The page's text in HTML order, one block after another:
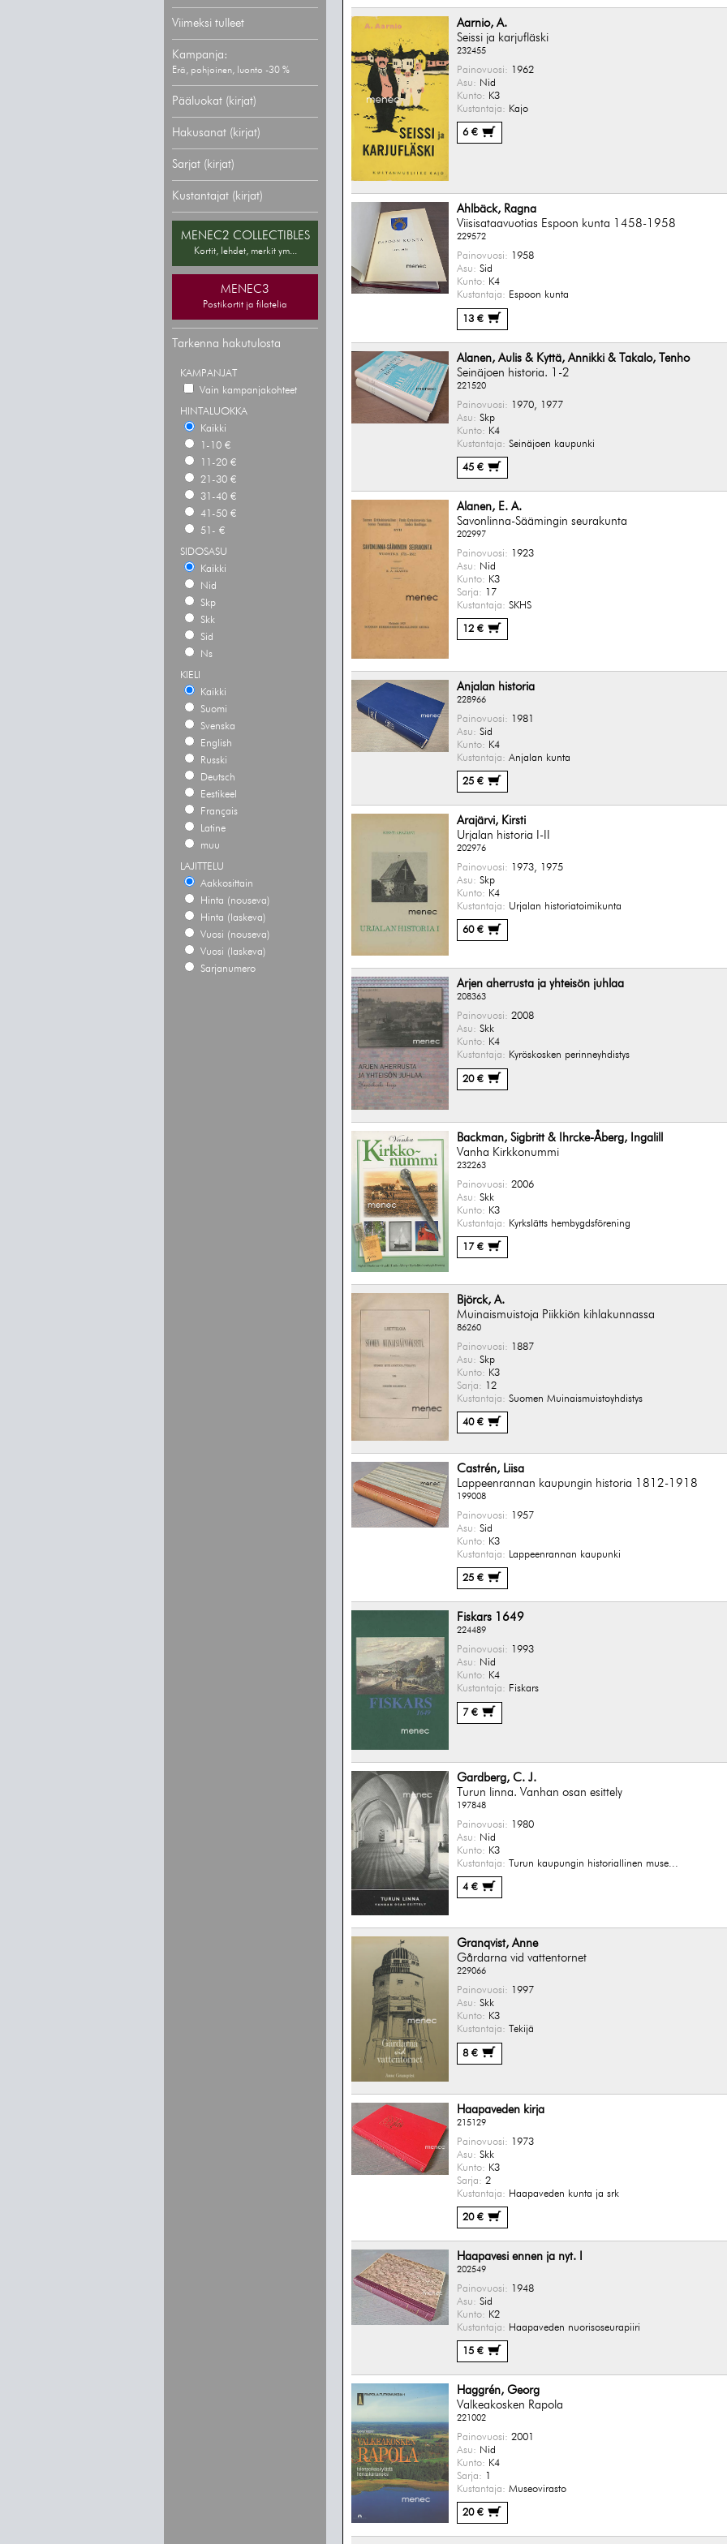
Viimeksi tulleet
Kampanja:
Erä, pohjoinen, luonto -30 %
Pääluokat (kirjat)
Hakusanat (kirjat)
Sarjat (kirjat)
Kustantajat (kirjat)
MENEC2 COLLECTIBLES
Kortit, lehdet, merkit ym...
MENEC3
Postikortit ja filatelia
Tarkenna hakutulosta
KAMPANJAT
Vain kampanjakohteet
HINTALUOKKA
Kaikki
1-10 €
11-20 €
21-30 €
31-40 €
41-50 €
51- €
SIDOSASU
Kaikki
Nid
Skp
Skk
Sid
Ns
KIELI
Kaikki
Suomi
Svenska
English
Russki
Deutsch
Eestikeel
Français
Latine
muu
LAJITTELU
Aakkosittain
Hinta (nouseva)
Hinta (laskeva)
Vuosi (nouseva)
Vuosi (laskeva)
Sarjanumero
Aarnio, A.
Seissi ja karjufläski
232455
Painovuosi: 1962
Asu: Nid
Kunto: K3
Kustantaja: Kajo
6 €
Ahlbäck, Ragna
Viisisataavuotias Espoon kunta 1458-1958
229572
Painovuosi: 1958
Asu: Sid
Kunto: K4
Kustantaja: Espoon kunta
13 €
Alanen, Aulis & Kyttä, Annikki & Takalo, Tenho
Seinäjoen historia. 1-2
221520
Painovuosi: 1970, 1977
Asu: Skp
Kunto: K4
Kustantaja: Seinäjoen kaupunki
45 €
Alanen, E. A.
Savonlinna-Säämingin seurakunta
202997
Painovuosi: 1923
Asu: Nid
Kunto: K3
Sarja: 17
Kustantaja: SKHS
12 €
Anjalan historia
228966
Painovuosi: 1981
Asu: Sid
Kunto: K4
Kustantaja: Anjalan kunta
25 €
Arajärvi, Kirsti
Urjalan historia I-II
202976
Painovuosi: 1973, 1975
Asu: Skp
Kunto: K4
Kustantaja: Urjalan historiatoimikunta
60 €
Arjen aherrusta ja yhteisön juhlaa
208363
Painovuosi: 2008
Asu: Skk
Kunto: K4
Kustantaja: Kyröskosken perinneyhdistys
20 €
Backman, Sigbritt & Ihrcke-Åberg, Ingalill
Vanha Kirkkonummi
232263
Painovuosi: 2006
Asu: Skk
Kunto: K3
Kustantaja: Kyrkslätts hembygdsförening
17 €
Björck, A.
Muinaismuistoja Piikkiön kihlakunnassa
86260
Painovuosi: 1887
Asu: Skp
Kunto: K3
Sarja: 12
Kustantaja: Suomen Muinaismuistoyhdistys
40 €
Castrén, Liisa
Lappeenrannan kaupungin historia 1812-1918
199008
Painovuosi: 1957
Asu: Sid
Kunto: K3
Kustantaja: Lappeenrannan kaupunki
25 €
Fiskars 1649
224489
Painovuosi: 1993
Asu: Nid
Kunto: K4
Kustantaja: Fiskars
7 €
Gardberg, C. J.
Turun linna. Vanhan osan esittely
197848
Painovuosi: 1980
Asu: Nid
Kunto: K3
Kustantaja: Turun kaupungin historiallinen muse...
4 €
Granqvist, Anne
Gårdarna vid vattentornet
229066
Painovuosi: 1997
Asu: Skk
Kunto: K3
Kustantaja: Tekijä
8 €
Haapaveden kirja
215129
Painovuosi: 1973
Asu: Skk
Kunto: K3
Sarja: 2
Kustantaja: Haapaveden kunta ja srk
20 €
Haapavesi ennen ja nyt. I
202549
Painovuosi: 1948
Asu: Sid
Kunto: K2
Kustantaja: Haapaveden nuorisoseurapiiri
15 €
Haggrén, Georg
Valkeakosken Rapola
221002
Painovuosi: 2001
Asu: Nid
Kunto: K4
Sarja:
Kustantaja: Museovirasto
20 €